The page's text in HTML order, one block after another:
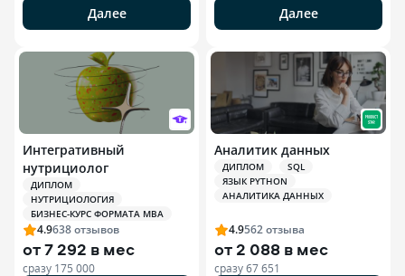
Далее Далее
Интегративный
нутрициолог
ДИПЛОМ
НУТРИЦИОЛОГИЯ
БИЗНЕС-КУРС ФОРМАТА MBA
4.9638отзывов
от7 292 в мес
сразу 175 000
Аналитик данных
ДИПЛОМ
SQL
ЯЗЫК PYTHON
АНАЛИТИКА ДАННЫХ
4.9562отзыва
от2 088 в мес
сразу67 651